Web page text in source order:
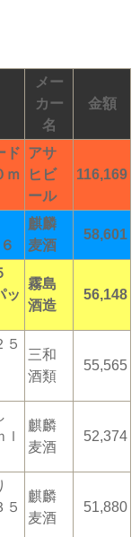
メー
カー
名
金額
ド アサ
ヒビ
ール
116,169
麒麟
麦酒
58,601
霧島
酒造
56,148
三和
酒類
55,565
麒麟
麦酒
52,374
麒麟
麦酒
51,880